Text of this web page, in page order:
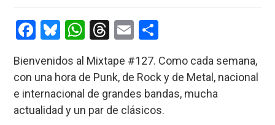
entrada:
entrada:
F
ce
b
o
Bl
es
ky
W
at
s
A
T
e
a
d
E
ail m
p
ar
Bienvenidos al Mixtape #127. Como cada semana,
con una hora de Punk, de Rock y de Metal, nacional
e internacional de grandes bandas, mucha
actualidad y un par de clásicos.